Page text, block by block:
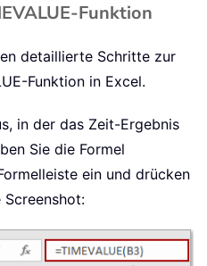
Funktion
detaillierte Schritte zur
Funktion in Excel.
in der das Zeit-Ergebnis
Sie die Formel
ein und drücken
Screenshot: